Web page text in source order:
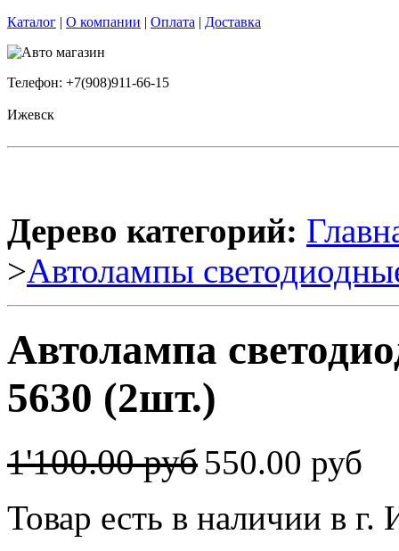
Каталог | О компании | Оплата | Доставка
Телефон: +7(908)911-66-15
Ижевск
Дерево категорий:
>Автолампы
Автолампа
5630 (2шт.)
1'100.00 руб 550.00 руб
Товар есть в наличии в г.